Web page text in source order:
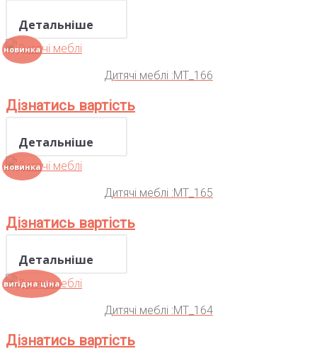
Детальніше
новинка
Дитячі меблі :MT_166
Дізнатись вартість
Детальніше
новинка
Дитячі меблі :MT_165
Дізнатись вартість
Детальніше
вигідна ціна
Дитячі меблі :MT_164
Дізнатись вартість